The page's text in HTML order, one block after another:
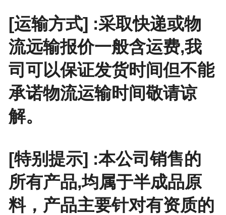
[运输方式] :采取快递或物
流远输报价一般含运费,我
司可以保证发货时间但不能
承诺物流运输时间敬请谅
解。
[特别提示] :本公司销售的
所有产品,均属于半成品原
料，产品主要针对有资质的